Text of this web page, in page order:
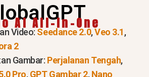
Grok 4.20
AI All-In-One
Video: Seedance 2.0,Veo 3.1,
2
Gambar: Perjalanan Tengah,
Pro,GPT Gambar 2,Nano